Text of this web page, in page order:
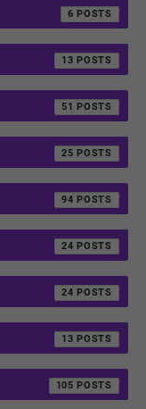
6
13
51
25
94
24
24
13
105